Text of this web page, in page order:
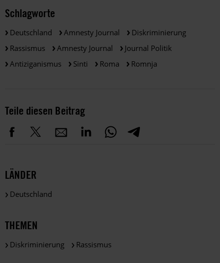
Schlagworte
Deutschland Amnesty Journal
Diskriminierung
Rassismus
Amnesty Journal
Journal Politik
Antiziganismus
Sinti Roma Romnja
Teile diesen Beitrag
LÄNDER
Deutschland
THEMEN
Diskriminierung Rassismus